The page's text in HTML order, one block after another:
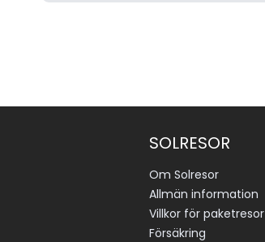
SOLRESOR
Om Solresor
Allmän information
Villkor för paketresor
Försäkring